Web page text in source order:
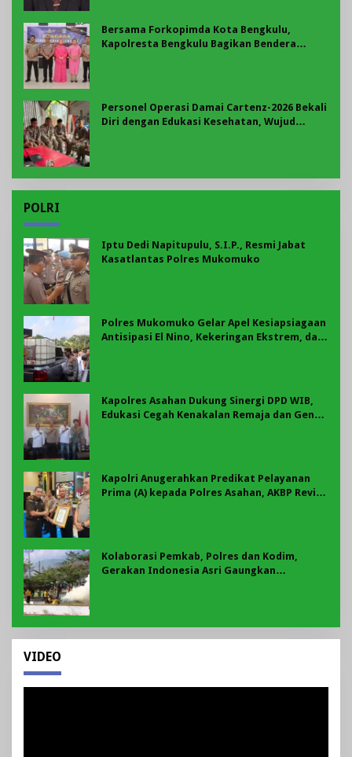
Bersama Forkopimda Kota Bengkulu,
Kapolresta Bengkulu Bagikan Bendera
Personel Operasi Damai Cartenz-2026 Bekali
Diri dengan Edukasi Kesehatan, Wujud
POLRI
Iptu Dedi Napitupulu, S.I.P., Resmi Jabat
Kasatlantas Polres Mukomuko
Polres Mukomuko Gelar Apel Kesiapsiagaan
Antisipasi El Nino, Kekeringan Ekstrem, dan
Kapolres Asahan Dukung Sinergi DPD WIB,
Edukasi Cegah Kenakalan Remaja dan Geng
Kapolri Anugerahkan Predikat Pelayanan
Prima (A) kepada Polres Asahan, AKBP Revi
Kolaborasi Pemkab, Polres dan Kodim,
Gerakan Indonesia Asri Gaungkan
VIDEO